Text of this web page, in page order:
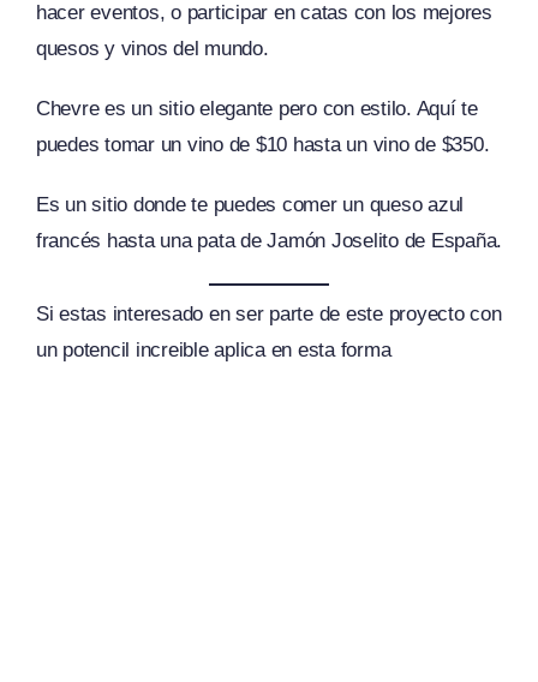
hacer eventos, o participar en catas con los mejores
quesos y vinos del mundo.
Chevre es un sitio elegante pero con estilo. Aquí te
puedes tomar un vino de $10 hasta un vino de $350.
Es un sitio donde te puedes comer un queso azul
francés hasta una pata de Jamón Joselito de España.
Si estas interesado en ser parte de este proyecto con
un potencil increible aplica en esta forma